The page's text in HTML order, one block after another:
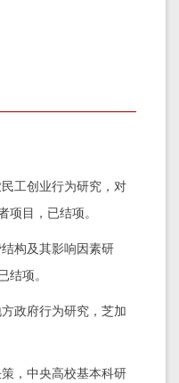
工创业行为研究，对
项目，已结项。
构及其影响因素研
结项。
政府行为研究，芝加
，中央高校基本科研